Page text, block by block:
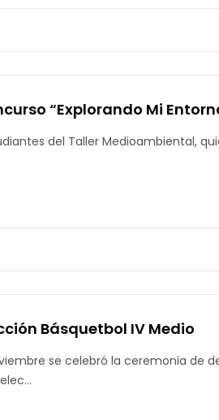
“Explorando Mi
del Taller Medioambiental,
Básquetbol IV Medio
se celebró la ceremonia de